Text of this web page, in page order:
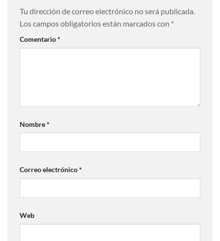
Tu dirección de correo electrónico no será publicada.
Los campos obligatorios están marcados con *
Comentario*
Nombre*
Correo electrónico*
Web